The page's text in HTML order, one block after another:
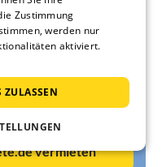
Urlauber
Ihre
vermieten
Zustimmung
werden nur
aktiviert.
ZULASSEN